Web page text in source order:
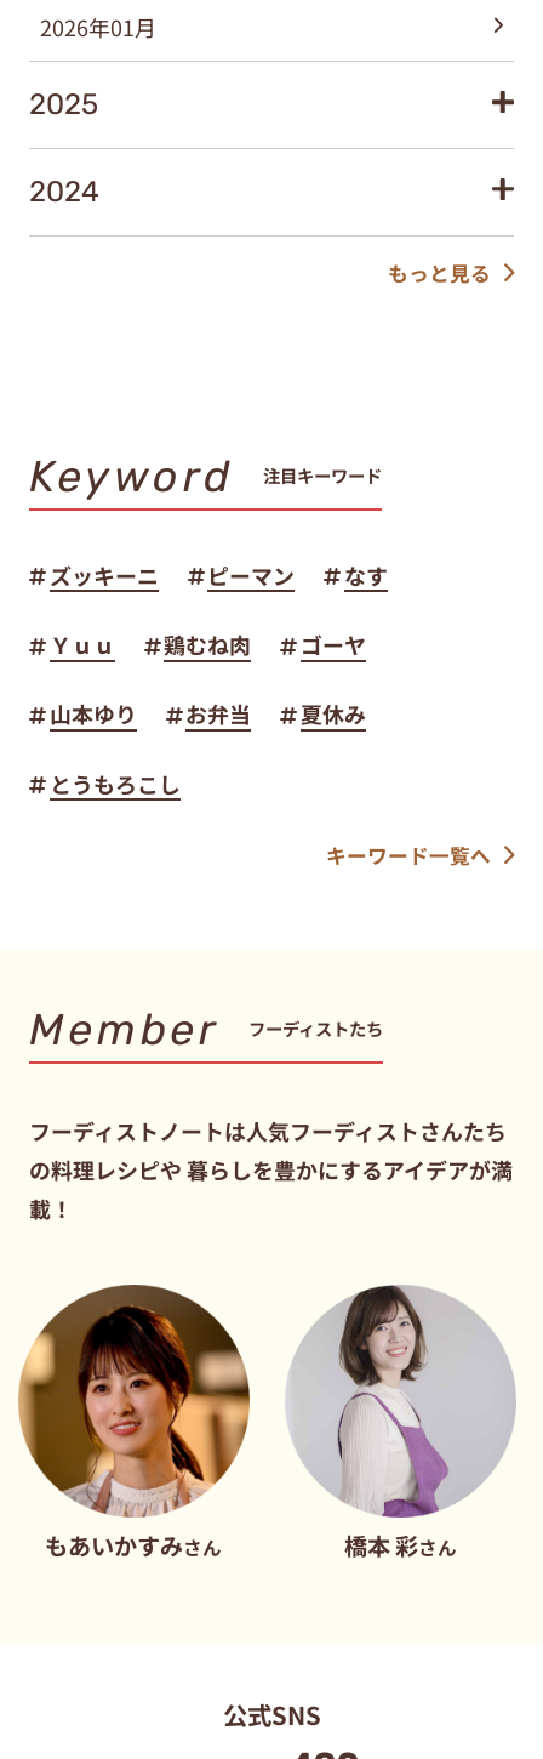
2026年01月
2025
2024
もっと見る
Keyword 注目キーワード
ズッキーニ ピーマン なす
Ｙｕｕ 鶏むね肉 ゴーヤ
山本ゆり お弁当 夏休み
とうもろこし
キーワード一覧へ
Member フーディストたち
フーディストノートは人気フーディストさんたち
の料理レシピや暮らしを豊かにするアイデアが満
載！
かすみさん さん
公式SNS